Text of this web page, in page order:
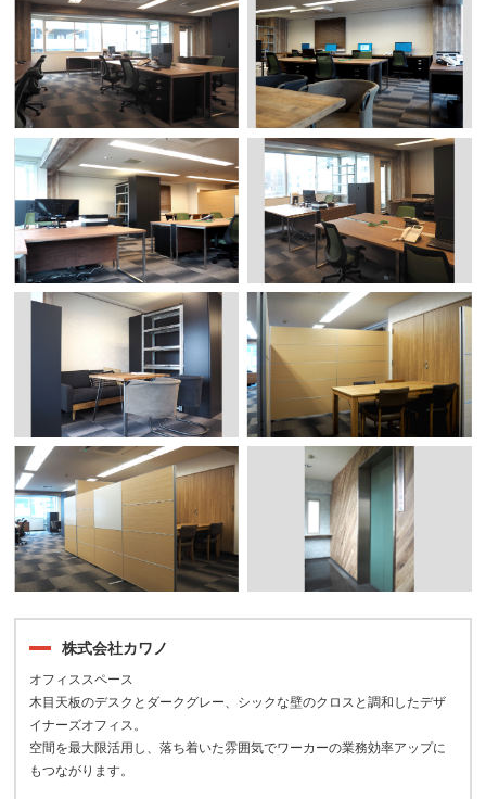
株式会社カワノ
オフィススペース
木目天板のデスクとダークグレー、シックな壁のクロスと調和したデザ
イナーズオフィス。
空間を最大限活用し、落ち着いた雰囲気でワーカーの業務効率アップに
もつながります。